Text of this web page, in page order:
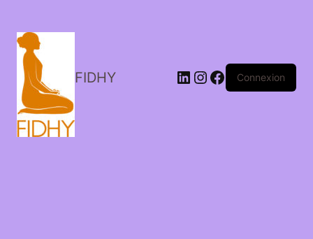
FIDHY LinkedIn
Instagram
Facebook
Connexion